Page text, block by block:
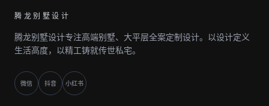
腾龙别墅设计
腾龙别墅设计专注高端别墅、大平层全案定制设计。以设计定义
生活高度，以精工铸就传世私宅。
微信 抖音 小红书